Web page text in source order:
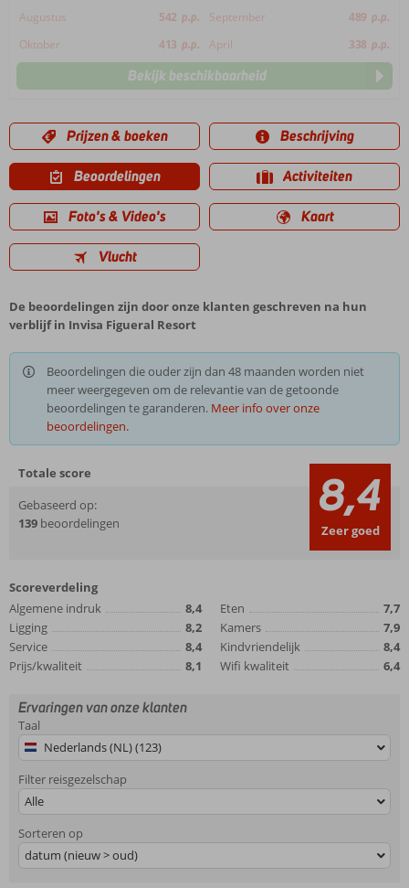
Augustus 542 p.p. September 489 p.p.
Oktober
413 p.p. April 338 p.p.
Bekijk beschikbaarheid
Prijzen & boeken Beschrijving
Beoordelingen Activiteiten
Foto's & Video's Kaart
Vlucht
De beoordelingen zijn door onze klanten geschreven na hun
verblijf in Invisa Figueral Resort
Beoordelingen die ouder zijn dan 48 maanden worden niet
meer weergegeven om de relevantie van de getoonde
beoordelingen te garanderen. Meer info over onze
beoordelingen.
Totale score
Gebaseerd op:
139 beoordelingen 8,4
Zeer goed
Scoreverdeling
Algemene indruk
8,4
Ligging
8,2
Service
8,4
Prijs/kwaliteit
8,1
Eten
7,7
Kamers
7,9
Kindvriendelijk
8,4
Wifi kwaliteit
6,4
Ervaringen van onze klanten
Taal
Nederlands (NL) (123)
Filter reisgezelschap
Alle
Sorteren op
datum (nieuw > oud)